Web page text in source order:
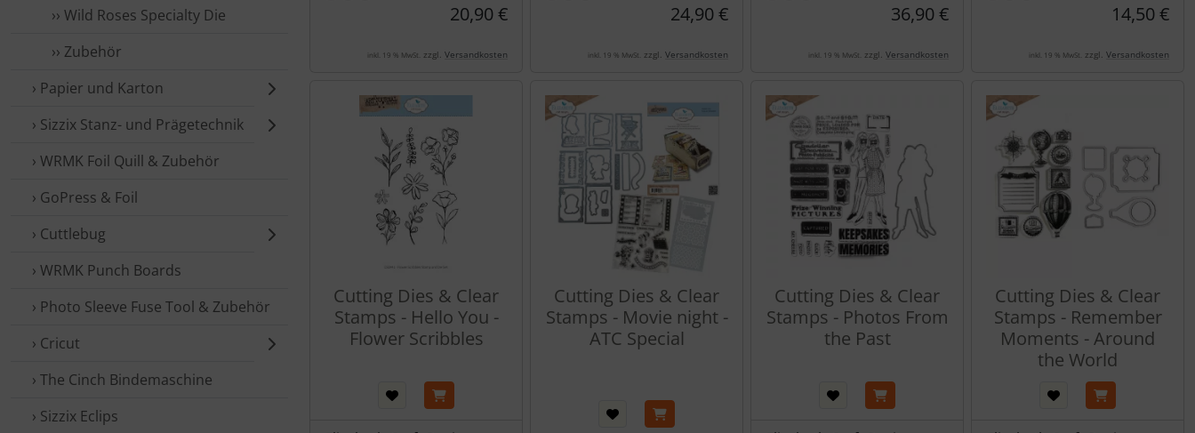
›› Wild Roses Specialty Die
›› Zubehör
› Papier und Karton
› Sizzix Stanz- und Prägetechnik
› WRMK Foil Quill & Zubehör
› GoPress & Foil
› Cuttlebug
› WRMK Punch Boards
› Photo Sleeve Fuse Tool & Zubehör
› Cricut
› The Cinch Bindemaschine
› Sizzix Eclips
20,90 €
inkl. 19 % MwSt. zzgl. Versandkosten
24,90 €
inkl. 19 % MwSt. zzgl. Versandkosten
36,90 €
inkl. 19 % MwSt. zzgl. Versandkosten
14,50 €
inkl. 19 % MwSt. zzgl. Versandkosten
Cutting Dies & Clear
Stamps - Hello You -
Flower Scribbles
Cutting Dies & Clear
Stamps - Movie night -
ATC Special
Cutting Dies & Clear
Stamps - Photos From
the Past
Cutting Dies & Clear
Stamps - Remember
Moments - Around
the World